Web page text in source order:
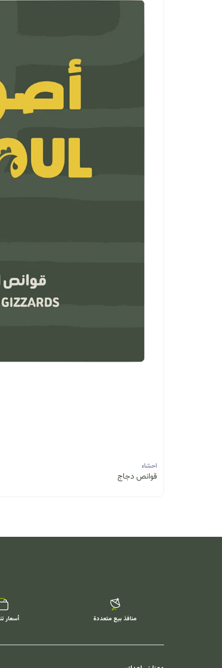
احشاء
قوانص دجاج
منافذ بيع متعددة أسعار